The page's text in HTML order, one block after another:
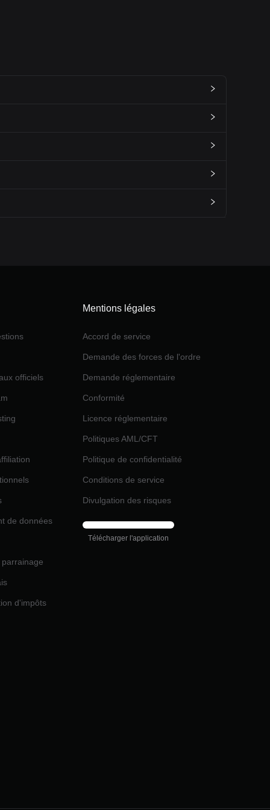
officiels
de données
d'impôts
Mentions légales
Accord de service
Demande des forces de l'ordre
Demande réglementaire
Conformité
Licence réglementaire
Politiques AML/CFT
Politique de confidentialité
Conditions de service
Divulgation des risques
Télécharger l'application